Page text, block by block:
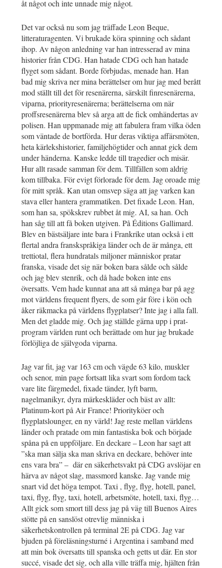
åt något och inte unnade mig något.
Det var också nu som jag träffade Leon Beque,
litteraturagenten. Vi brukade köra spinning och sådant
ihop. Av någon anledning var han intresserad av mina
historier från CDG. Han hatade CDG och han hatade
flyget som sådant. Borde förbjudas, menade han. Han
bad mig skriva ner mina berättelser om hur jag med berått
mod ställt till det för resenärerna, särskilt finresenärerna,
viparna, priorityresenärerna; berättelserna om när
proffsresenärerna blev så arga att de fick omhändertas av
polisen. Han uppmanade mig att fabulera fram vilka öden
som väntade de bortförda. Hur deras viktiga affärsmöten,
heta kärlekshistorier, familjehögtider och annat gick dem
under händerna. Kanske ledde till tragedier och misär.
Hur allt rasade samman för dem. Tillfällen som aldrig
kom tillbaka. För evigt förlorade för dem. Jag oroade mig
för mitt språk. Kan utan omsvep säga att jag varken kan
stava eller hantera grammatiken. Det fixade Leon. Han,
som han sa, spökskrev rubbet åt mig. AI, sa han. Och
han såg till att få boken utgiven. På Éditions Gallimard.
Blev en bästsäljare inte bara i Frankrike utan också i ett
flertal andra franskspråkiga länder och de är många, ett
trettiotal, flera hundratals miljoner människor pratar
franska, visade det sig när boken bara sålde och sålde
och jag blev stenrik, och då hade boken inte ens
översatts. Vem hade kunnat ana att så många bar på agg
mot världens frequent flyers, de som går före i kön och
åker räkmacka på världens flygplatser? Inte jag i alla fall.
Men det gladde mig. Och jag ställde gärna upp i prat-
program världen runt och berättade om hur jag brukade
förlöjliga de självgoda viparna.
Jag var fit, jag var 163 cm och vägde 63 kilo, muskler
och senor, min page fortsatt lika svart som fordom tack
vare lite färgmedel, fixade tänder, lyft barm,
nagelmanikyr, dyra märkeskläder och bäst av allt:
Platinum-kort på Air France! Priorityköer och
flygplatslounger, en ny värld! Jag reste mellan världens
länder och pratade om min fantastiska bok och började
spåna på en uppföljare. En deckare – Leon har sagt att
”ska man sälja ska man skriva en deckare, behöver inte
ens vara bra” – där en säkerhetsvakt på CDG avslöjar en
härva av något slag, massmord kanske. Jag vande mig
snart vid det höga tempot. Taxi , flyg, flyg, hotell, panel,
taxi, flyg, flyg, taxi, hotell, arbetsmöte, hotell, taxi, flyg…
Allt gick som smort till dess jag på väg till Buenos Aires
stötte på en sanslöst otrevlig människa i
säkerhetskontrollen på terminal 2E på CDG. Jag var
bjuden på föreläsningsturné i Argentina i samband med
att min bok översatts till spanska och getts ut där. En stor
succé, visade det sig, och alla ville träffa mig, hjälten från